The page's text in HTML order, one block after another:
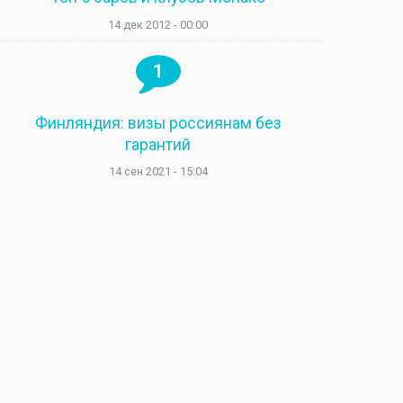
14 дек 2012 - 00:00
1
Финляндия: визы россиянам без
гарантий
14 сен 2021 - 15:04